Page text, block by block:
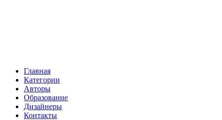
Главная
Категории
Авторы
Образование
Дизайнеры
Контакты